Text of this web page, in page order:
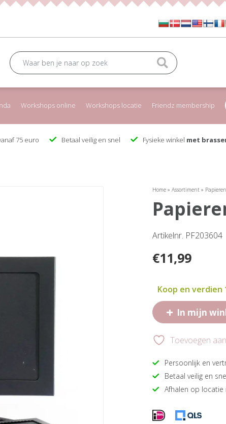
Workshops online Workshops locatie Friendz membership
75 euro Betaal veilig en snel Fysieke winkel met
Home »Assortiment »
Artikelnr. PF203604
€11,99
Koop en verdien
+ In mijn
Toevoegen
Persoonlijk en
Betaal veilig en
Afhalen op locatie